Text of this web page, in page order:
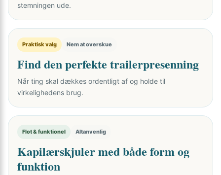
stemningen ude.
Praktisk valg Nem at overskue
Find den perfekte trailerpresenning
Når ting skal dækkes ordentligt af og holde til
virkelighedens brug.
Flot & funktionel Altanvenlig
Kapilærskjuler med både form og
funktion